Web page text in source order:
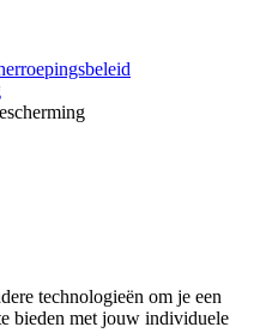
technologieën om je een
bieden met jouw individuele